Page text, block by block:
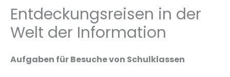
Entdeckungsreisen in der
Welt der Information
Aufgaben für Besuche von Schulklassen